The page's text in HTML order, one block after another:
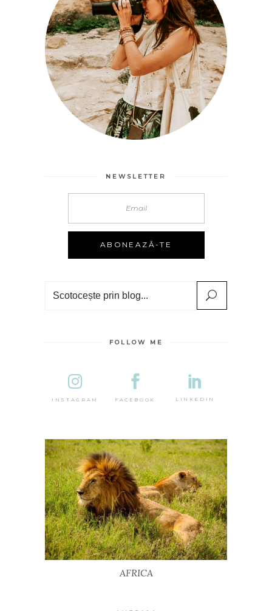
NEWSLETTER
FOLLOW ME
INSTAGRAM FACEBOOK LINKEDIN
AFRICA